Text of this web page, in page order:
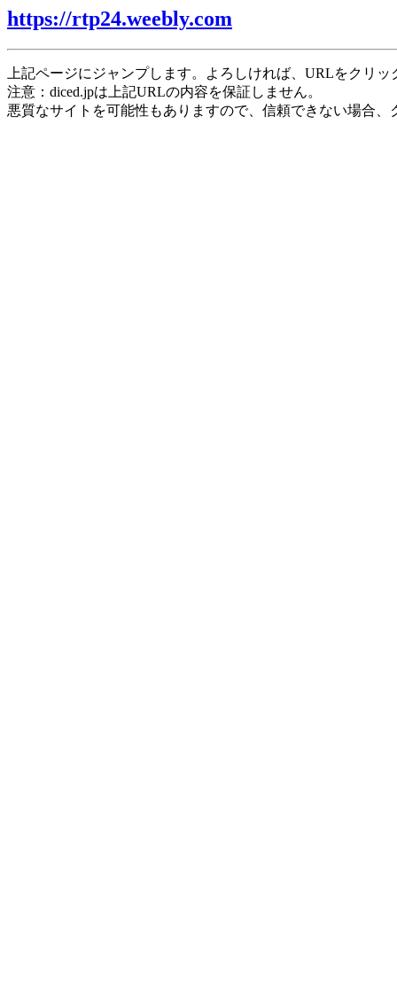
https://rtp24.weebly.com
上記ページにジャンプします。よろしければ、URLをクリ
注意：diced.jpは上記URLの内容を保証しません。
悪質なサイトを可能性もありますので、信頼できない場合、